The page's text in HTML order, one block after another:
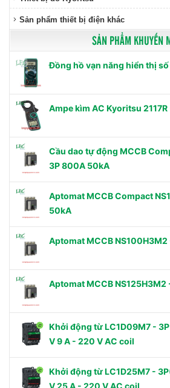
Sản phẩm thiết bị điện khác
SẢN PHẨM KHUYẾN
Đồng hồ vạn năng hiển thị
Ampe kìm AC Kyoritsu
Cầu dao tự động MCCB
3P 800A 50kA
Aptomat MCCB Compact
50kA
Aptomat MCCB
Aptomat MCCB NS125H3M2
Khởi động từ LC1D09M7 -
V 9 A - 220 V AC coil
Khởi động từ LC1D25M7 -
V 25 A - 220 V AC coil